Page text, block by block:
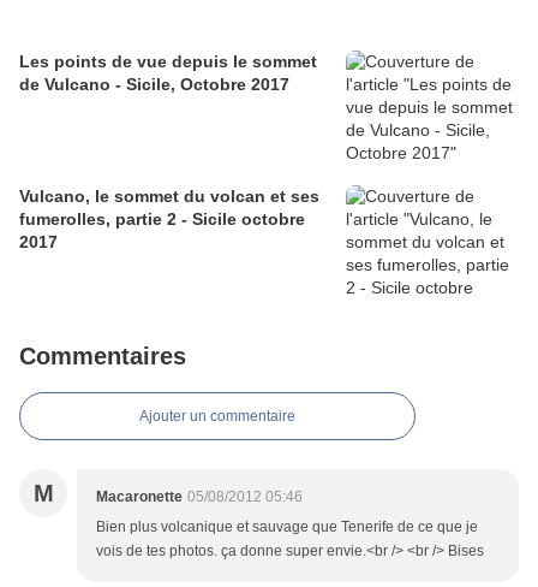
Les points de vue depuis le sommet
de Vulcano - Sicile, Octobre 2017
Vulcano, le sommet du volcan et ses
fumerolles, partie 2 - Sicile octobre
2017
Commentaires
Ajouter un commentaire
M Macaronette 05/08/2012 05:46
Bien plus volcanique et sauvage que Tenerife de ce que je
vois de tes photos. ça donne super envie.<br /> <br /> Bises